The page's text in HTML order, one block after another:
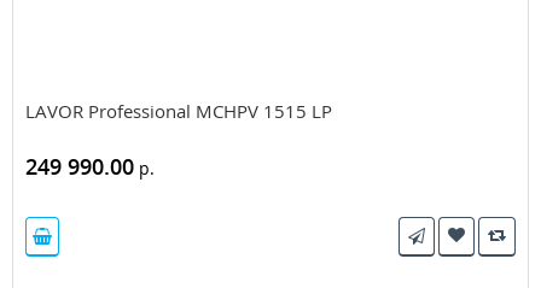
LAVOR Professional MCHPV 1515 LP
249 990.00 р.